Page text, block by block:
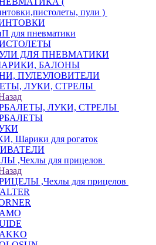
пули )
для пневматики
ДЛЯ ПНЕВМАТИКИ
БАЛОНЫ
ПУЛЕУЛОВИТЕЛИ
ЛУКИ, СТРЕЛЫ
ЛУКИ, СТРЕЛЫ
Шарики для рогаток
,Чехлы для прицелов
,Чехлы для прицелов